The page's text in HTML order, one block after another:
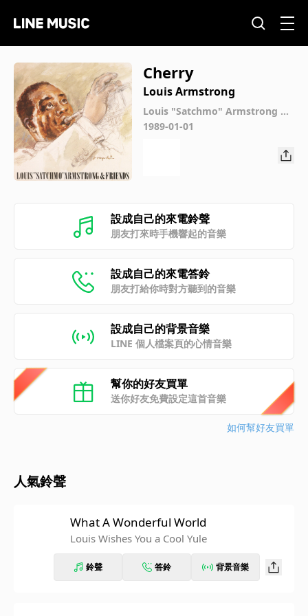
Cherry
Louis Armstrong
Louis "Satchmo" Armstrong &
Friends
1989-01-01
設成自己的來電鈴聲
朋友打來時手機響起的音樂
設成自己的來電答鈴
朋友打給你時對方聽到的音樂
設成自己的背景音樂
LINE 個人檔案頁的心情音樂
幫你的好友買單
送你好友免費設定這首音樂
如何幫好友買單
人氣鈴聲
What A Wonderful World
Louis Wishes You a Cool Yule
鈴聲 答鈴 背景音樂